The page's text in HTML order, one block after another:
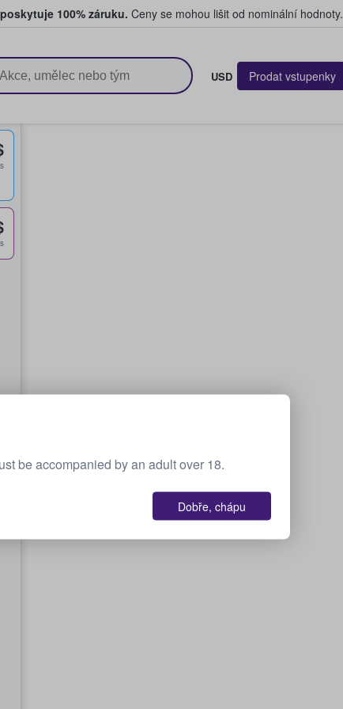
100% záruku. Ceny se mohou lišit od nominální hodnoty.
USD Prodat vstupenky
be accompanied by an adult over 18.
Dobře, chápu